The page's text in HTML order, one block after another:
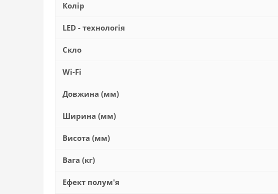
Колір
LED - технологія
Скло
Wi-Fi
Довжина (мм)
Ширина (мм)
Висота (мм)
Вага (кг)
Ефект полум'я